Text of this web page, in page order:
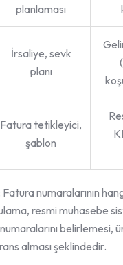
planlaması
İrsaliye, sevk
planı
Fatura tetikleyici,
şablon
numaralarının
resmi muhasebe
belirlemesi,
alması şeklindedir.